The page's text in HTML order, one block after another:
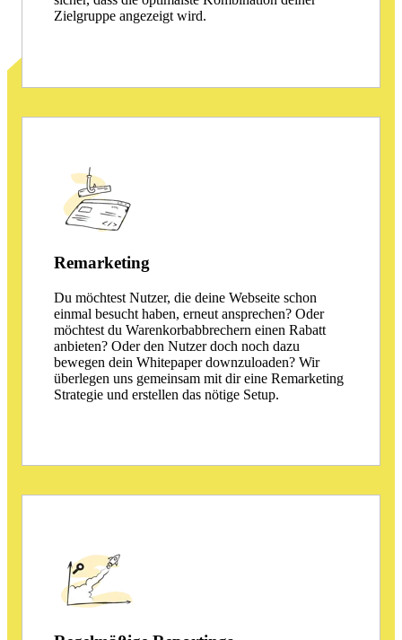
Zielgruppe angezeigt wird.
Remarketing
Du möchtest Nutzer, die deine Webseite schon
einmal besucht haben, erneut ansprechen? Oder
möchtest du Warenkorbabbrechern einen Rabatt
anbieten? Oder den Nutzer doch noch dazu
bewegen dein Whitepaper downzuloaden? Wir
überlegen uns gemeinsam mit dir eine Remarketing
Strategie und erstellen das nötige Setup.